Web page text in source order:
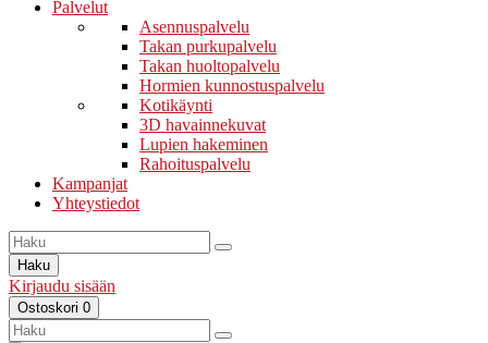
Palvelut
Asennuspalvelu
Takan purkupalvelu
Takan huoltopalvelu
Hormien kunnostuspalvelu
Kotikäynti
3D havainnekuvat
Lupien hakeminen
Rahoituspalvelu
Kampanjat
Yhteystiedot
Haku
Kirjaudu sisään
Ostoskori 0